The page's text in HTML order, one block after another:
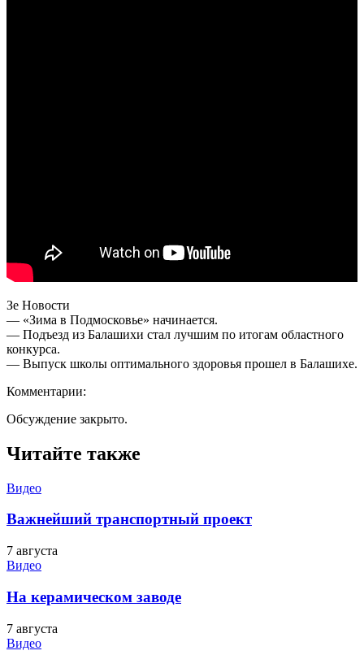
Зе Новости
— «Зима в Подмосковье» начинается.
— Подъезд из Балашихи стал лучшим по итогам областного
конкурса.
— Выпуск школы оптимального здоровья прошел в Балашихе.
Комментарии:
Обсуждение закрыто.
Читайте также
Видео
Важнейший транспортный проект
7 августа
Видео
На керамическом заводе
7 августа
Видео